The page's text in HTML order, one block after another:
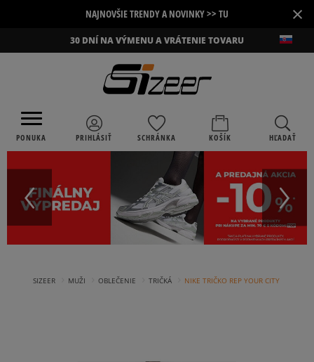
NAJNOVŠIE TRENDY A NOVINKY >> TU ×
30 DNÍ NA VÝMENU A VRÁTENIE TOVARU
PONUKA PRIHLÁSIŤ SCHRÁNKA KOŠÍK HĽADAŤ
SIZEER MUŽI OBLEČENIE TRIČKÁ NIKE TRIČKO REP YOUR CITY